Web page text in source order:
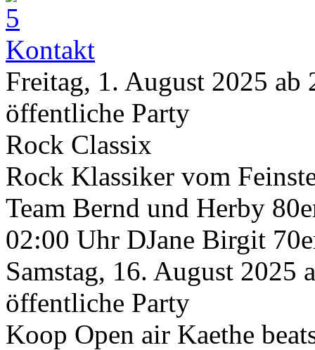
Kontakt
Freitag, 1. August 2025 ab
öffentliche Party
Rock Classix
Rock Klassiker vom
Team Bernd und Herby
02:00 Uhr DJane Birgit
Samstag, 16. August 2025
öffentliche Party
Koop Open air Kaethe